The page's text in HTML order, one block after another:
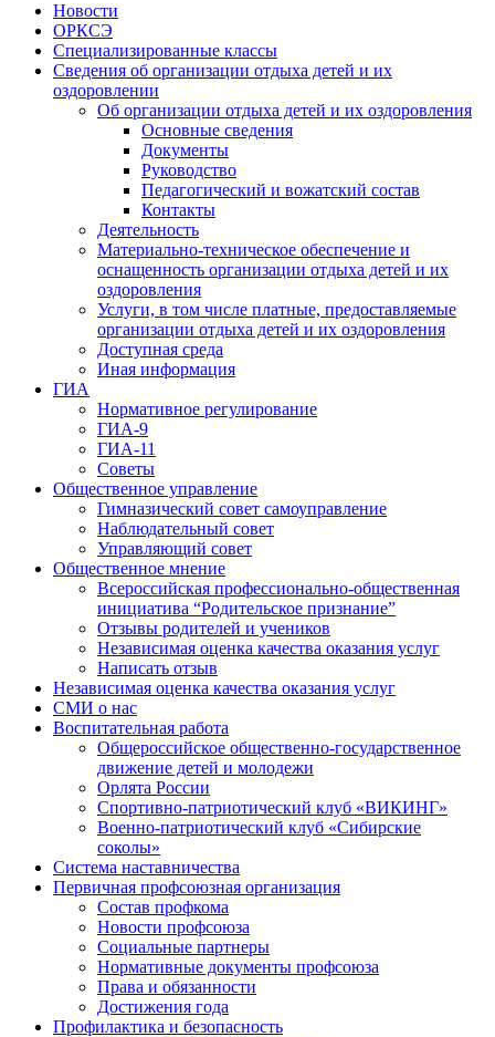
Новости
ОРКСЭ
Специализированные классы
Сведения об организации отдыха детей и их
оздоровлении
Об организации отдыха детей и их оздоровления
Основные сведения
Документы
Руководство
Педагогический и вожатский состав
Контакты
Деятельность
Материально-техническое обеспечение и
оснащенность организации отдыха детей и их
оздоровления
Услуги, в том числе платные, предоставляемые
организации отдыха детей и их оздоровления
Доступная среда
Иная информация
ГИА
Нормативное регулирование
ГИА-9
ГИА-11
Советы
Общественное управление
Гимназический совет самоуправление
Наблюдательный совет
Управляющий совет
Общественное мнение
Всероссийская профессионально-общественная
инициатива “Родительское признание”
Отзывы родителей и учеников
Независимая оценка качества оказания услуг
Написать отзыв
Независимая оценка качества оказания услуг
СМИ о нас
Воспитательная работа
Общероссийское общественно-государственное
движение детей и молодежи
Орлята России
Спортивно-патриотический клуб «ВИКИНГ»
Военно-патриотический клуб «Сибирские
соколы»
Система наставничества
Первичная профсоюзная организация
Состав профкома
Новости профсоюза
Социальные партнеры
Нормативные документы профсоюза
Права и обязанности
Достижения года
Профилактика и безопасность